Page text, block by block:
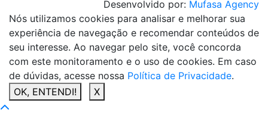
Desenvolvido por: Mufasa Agency
Nós utilizamos cookies para analisar e melhorar sua
experiência de navegação e recomendar conteúdos de
seu interesse. Ao navegar pelo site, você concorda
com este monitoramento e o uso de cookies. Em caso
de dúvidas, acesse nossa Política de Privacidade.
OK, ENTENDI!
X